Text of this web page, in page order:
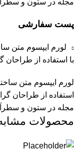
پست سفارشی
لورم ایپسوم متن
با استفاده از
لورم ایپسوم متن
استفاده از طراحان
مجله در ستون و
محصولات